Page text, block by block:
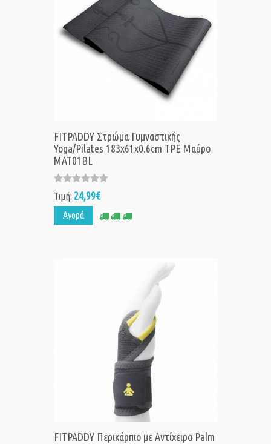
FITPADDY Στρώμα Γυμναστικής
Yoga/Pilates 183x61x0.6cm TPE Μαύρο
MAT01BL
Τιμή: 24,99€
Αγορά
FITPADDY Περικάρπιο με Αντίχειρα Palm